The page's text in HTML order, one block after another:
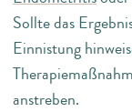
Sollte das
Einnistung
anstreben.